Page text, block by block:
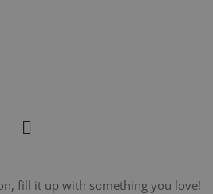
fill it up with something you love!